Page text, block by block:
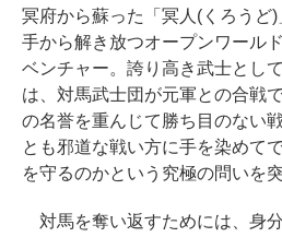
冥府から蘇った「冥人(くろうど
手から解き放つオープンワール
ベンチャー。誇り高き武士とし
は、対馬武士団が元軍との合戦
の名誉を重んじて勝ち目のない
とも邪道な戦い方に手を染めて
を守るのかという究極の問いを
対馬を奪い返すためには、身